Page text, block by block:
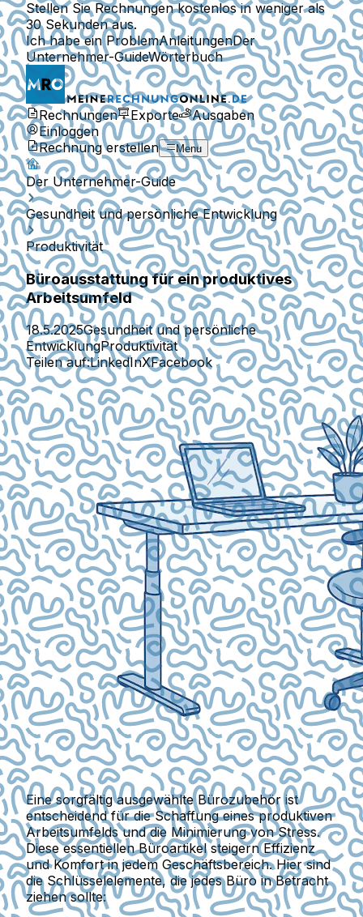
Stellen Sie Rechnungen kostenlos in weniger als
30 Sekunden aus.
Ich habe ein ProblemAnleitungenDer
Unternehmer-GuideWörterbuch
Rechnungen Exporte
Ausgaben
Einloggen
Rechnung erstellen
Menu
Der Unternehmer-Guide
Gesundheit und persönliche Entwicklung
Produktivität
Büroausstattung für ein produktives
Arbeitsumfeld
18.5.2025Gesundheit und persönliche
EntwicklungProduktivität
Teilen auf:LinkedInXFacebook
Eine sorgfältig ausgewählte Bürozubehör ist
entscheidend für die Schaffung eines produktiven
Arbeitsumfelds und die Minimierung von Stress.
Diese essentiellen Büroartikel steigern Effizienz
und Komfort in jedem Geschäftsbereich. Hier sind
die Schlüsselelemente, die jedes Büro in Betracht
ziehen sollte: